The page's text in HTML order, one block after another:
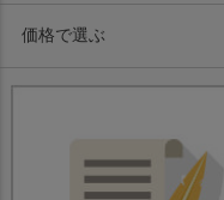
価格で選ぶ